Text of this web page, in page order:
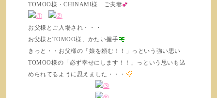
TOMOO様・CHINAMI様 ご夫妻
お父様とご入場され・・・
お父様とTOMOO様、かたい握手
きっと・・お父様の「娘を頼む！！」っという強い思い
TOMOO様の「必ず幸せにします！！」っという思いも込
められてるように思えました・・・